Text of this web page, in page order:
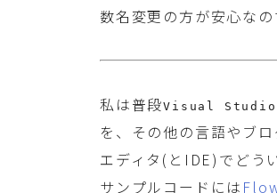
数名変更の方が安心な
私は普段Visual Studio
を、その他の言語やブ
エディタ(とIDE)でどう
サンプルコードには